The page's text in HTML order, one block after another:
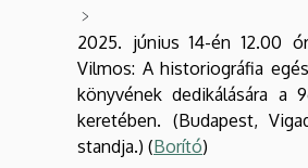
2025. június 14-én 12.00
Vilmos: A historiográfia
könyvének dedikálására a
keretében. (Budapest,
standja.) (Borító)